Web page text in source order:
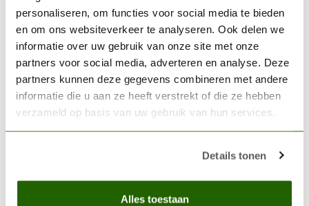
personaliseren, om functies voor social media te bieden
en om ons websiteverkeer te analyseren. Ook delen we
informatie over uw gebruik van onze site met onze
partners voor social media, adverteren en analyse. Deze
partners kunnen deze gegevens combineren met andere
informatie die u aan ze heeft verstrekt of die ze hebben
verzameld op basis van uw gebruik van hun services.
Details tonen
Alles toestaan
THE ARMY PAINTER
The Army Painter Army
Green - Warpaints Air - 18ml
- AW1110
€2,89
€2,46
Airbrush verf(0)